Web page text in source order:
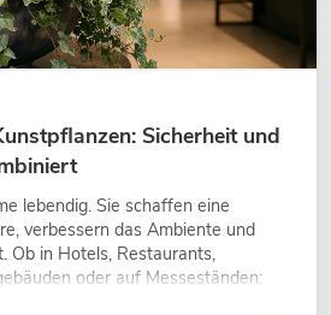
Sicherheit und
lebendig. Sie schaffen eine
verbessern das Ambiente und
Ob in Hotels, Restaurants,
oder auf Messeständen:
gehört heute längst zum